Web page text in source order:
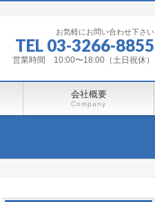
お気軽にお問い合わせ下さい
TEL 03-3266-8855
営業時間 10:00〜18:00（土日祝休）
会社概要
Company